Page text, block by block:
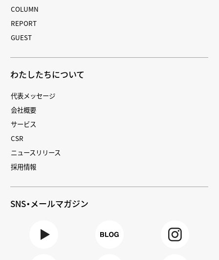
COLUMN
REPORT
GUEST
わたしたちについて
代表メッセージ
会社概要
サービス
CSR
ニュースリリース
採用情報
SNS・メールマガジン